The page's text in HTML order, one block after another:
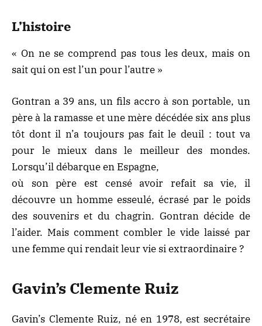
L’histoire
« On ne se comprend pas tous les deux, mais on
sait qui on est l’un pour l’autre »
Gontran a 39 ans, un fils accro à son portable, un
père à la ramasse et une mère décédée six ans plus
tôt dont il n’a toujours pas fait le deuil : tout va
pour le mieux dans le meilleur des mondes.
Lorsqu’il débarque en Espagne,
où son père est censé avoir refait sa vie, il
découvre un homme esseulé, écrasé par le poids
des souvenirs et du chagrin. Gontran décide de
l’aider. Mais comment combler le vide laissé par
une femme qui rendait leur vie si extraordinaire ?
Gavin’s Clemente Ruiz
Gavin’s Clemente Ruiz, né en 1978, est secrétaire